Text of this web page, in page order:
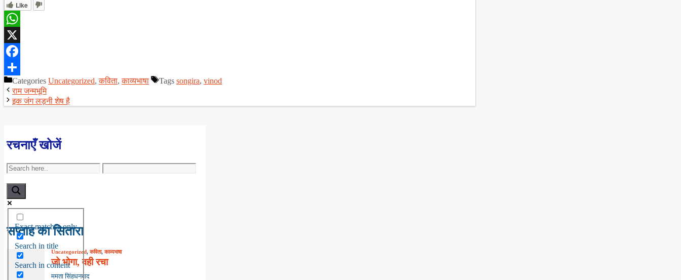
Like
WhatsApp
X
Facebook
ShareCategories Uncategorized,कविता,काव्यभाषा Tags songira, vinod
राम जन्मभूमि
इक जंग लड़नी शेष है
रचनाएँ खोजें
Exact matches only
Search in title
Search in content
सप्ताह का सितारा
Uncategorized,कविता,काव्यभाषा
जो भोगा, वही रचा
ममता सिंहधनबाद